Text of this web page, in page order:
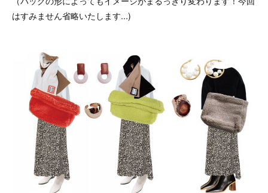
はすみません省略いたします...)